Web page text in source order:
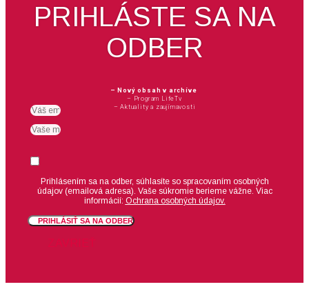
PRIHLÁSTE SA NA
ODBER
– Nový obsah v archíve
– Program LifeTv
– Aktuality a zaujímavosti
Prihlásením sa na odber, súhlasíte so spracovaním osobných
údajov (emailová adresa). Vaše súkromie berieme vážne. Viac
informácií: Ochrana osobných údajov.
PRIHLÁSIŤ SA NA ODBER